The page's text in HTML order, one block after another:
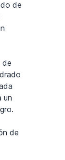
de
de
un
de